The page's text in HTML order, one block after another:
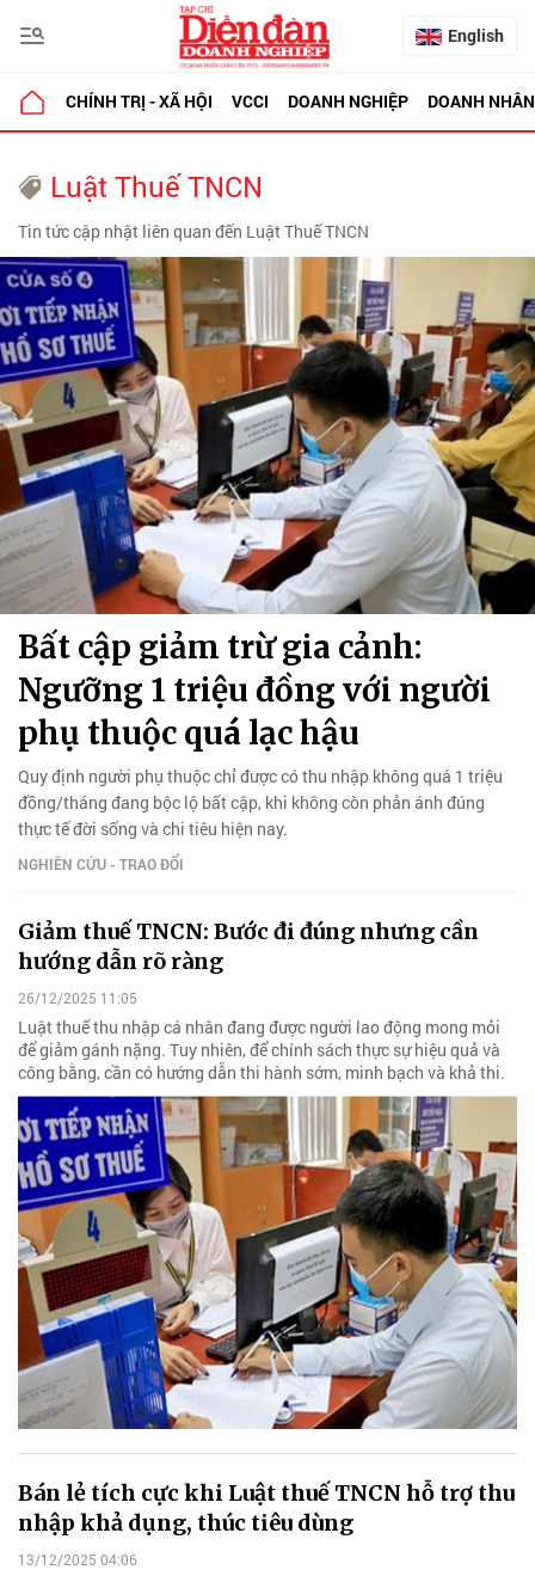
English
CHÍNH TRỊ - XÃ HỘI VCCI DOANH NGHIỆP DOANH NHÂN
Luật Thuế TNCN
Tin tức cập nhật liên quan đến Luật Thuế TNCN
Bất cập giảm trừ gia cảnh:
Ngưỡng 1 triệu đồng với người
phụ thuộc quá lạc hậu
Quy định người phụ thuộc chỉ được có thu nhập không quá 1 triệu
đồng/tháng đang bộc lộ bất cập, khi không còn phản ánh đúng
thực tế đời sống và chi tiêu hiện nay.
NGHIÊN CỨU - TRAO ĐỔI
Giảm thuế TNCN: Bước đi đúng nhưng cần
hướng dẫn rõ ràng
26/12/2025 11:05
Luật thuế thu nhập cá nhân đang được người lao động mong mỏi
để giảm gánh nặng. Tuy nhiên, để chính sách thực sự hiệu quả và
công bằng, cần có hướng dẫn thi hành sớm, minh bạch và khả thi.
Bán lẻ tích cực khi Luật thuế TNCN hỗ trợ thu
nhập khả dụng, thúc tiêu dùng
13/12/2025 04:06